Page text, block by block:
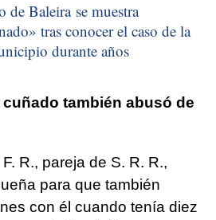
de Baleira se muestra
» tras conocer el caso de la
durante años
también abusó de
R., pareja de S. R. R.,
para que también
con él cuando tenía diez